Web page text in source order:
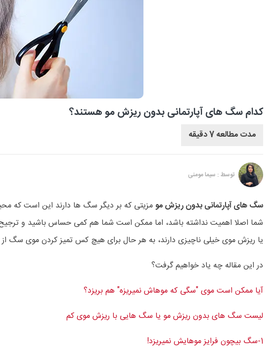
کدام سگ های آپارتمانی بدون ریزش مو هستند؟
مدت مطالعه 7 دقیقه
توسط : سیما مومنی
سگ های آپارتمانی بدون ریزش مومزیتی که بر دیگر سگ ها دارند این است که
شما اصلا اهمیت نداشته باشد، اما ممکن است شما هم کمی حساس باشید و
یا ریزش موی خیلی ناچیزی دارند، به هر حال برای هیچ کس تمیز کردن موی سگ
در این مقاله چه یاد خواهیم گرفت؟
آیا ممکن است موی "سگی که موهاش نمیریزه" هم بریزد؟
لیست سگ های بدون ریزش مو یا سگ هایی با ریزش موی کم
1-سگ بیچون فرایز موهایش نمیریزد!